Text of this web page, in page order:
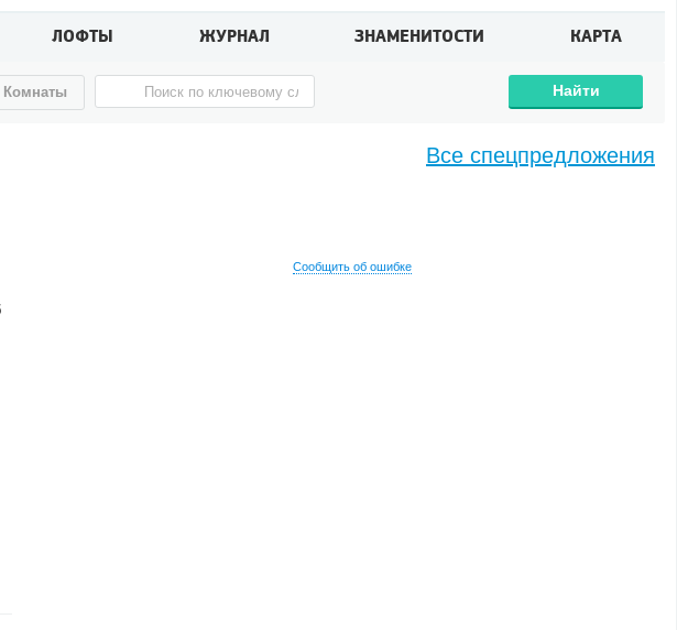
ЛОФТЫ ЖУРНАЛ ЗНАМЕНИТОСТИ КАРТА
Комнаты Найти
Сообщить об ошибке
Все спецпредложения